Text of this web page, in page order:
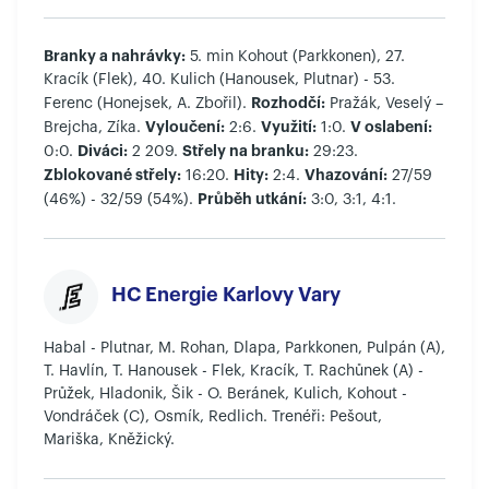
Branky a nahrávky: 5. min Kohout (Parkkonen), 27.
Kracík (Flek), 40. Kulich (Hanousek, Plutnar) - 53.
Ferenc (Honejsek, A. Zbořil). Rozhodčí: Pražák, Veselý –
Brejcha, Zíka. Vyloučení: 2:6. Využití: 1:0. V oslabení:
0:0. Diváci: 2 209. Střely na branku: 29:23.
Zblokované střely: 16:20. Hity: 2:4. Vhazování: 27/59
(46%) - 32/59 (54%). Průběh utkání: 3:0, 3:1, 4:1.
HC Energie Karlovy Vary
Habal - Plutnar, M. Rohan, Dlapa, Parkkonen, Pulpán (A),
T. Havlín, T. Hanousek - Flek, Kracík, T. Rachůnek (A) -
Průžek, Hladonik, Šik - O. Beránek, Kulich, Kohout -
Vondráček (C), Osmík, Redlich. Trenéři: Pešout,
Mariška, Kněžický.